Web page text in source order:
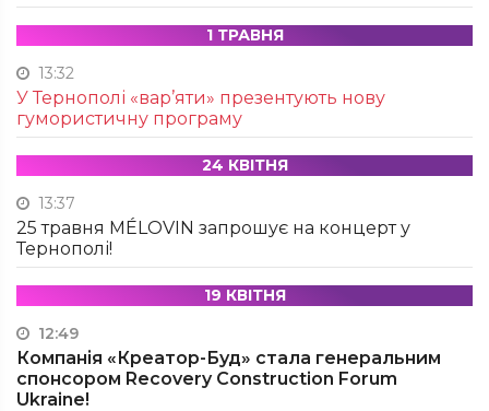
1 ТРАВНЯ
13:32
У Тернополі «вар’яти» презентують нову
гумористичну програму
24 КВІТНЯ
13:37
25 травня MÉLOVIN запрошує на концерт у
Тернополі!
19 КВІТНЯ
12:49
Компанія «Креатор-Буд» стала генеральним
спонсором Recovery Construction Forum
Ukraine!